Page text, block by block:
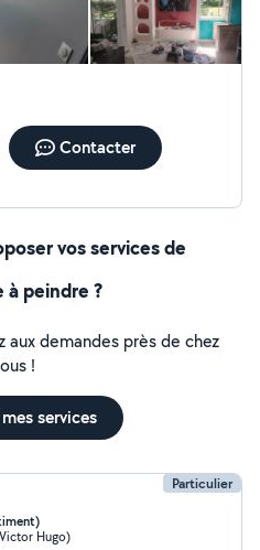
Contacter
vos services de
à peindre ?
aux demandes près de chez
!
services
Particulier
Hugo)